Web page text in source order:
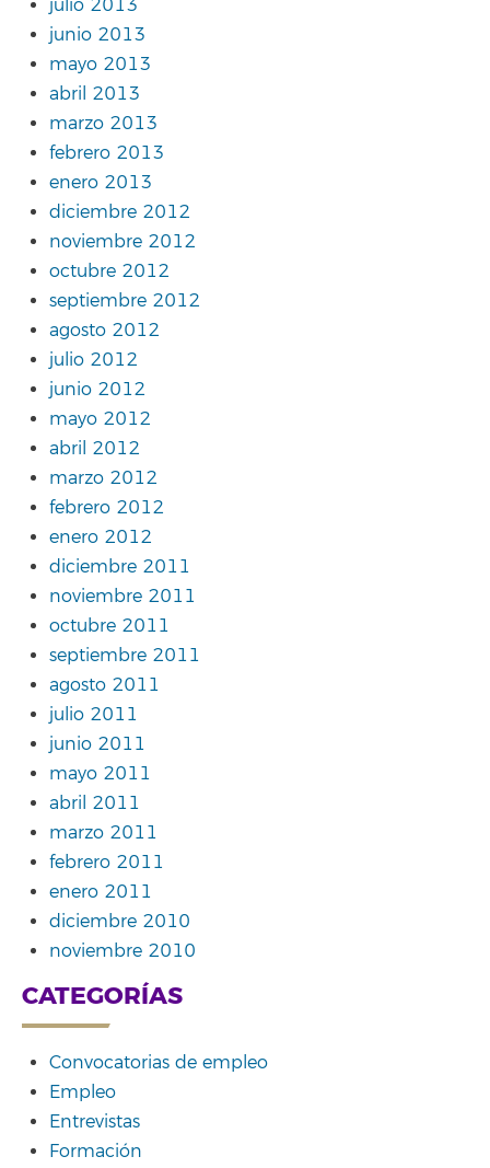
julio 2013
junio 2013
mayo 2013
abril 2013
marzo 2013
febrero 2013
enero 2013
diciembre 2012
noviembre 2012
octubre 2012
septiembre 2012
agosto 2012
julio 2012
junio 2012
mayo 2012
abril 2012
marzo 2012
febrero 2012
enero 2012
diciembre 2011
noviembre 2011
octubre 2011
septiembre 2011
agosto 2011
julio 2011
junio 2011
mayo 2011
abril 2011
marzo 2011
febrero 2011
enero 2011
diciembre 2010
noviembre 2010
CATEGORÍAS
Convocatorias de empleo
Empleo
Entrevistas
Formación